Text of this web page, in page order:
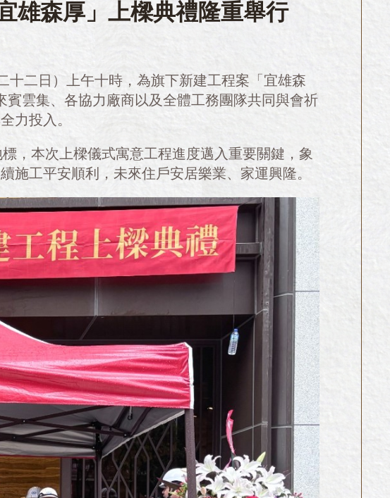
雄森厚」上樑典禮隆重舉行
十二日）上午十時，為旗下新建工程案「宜雄森
雲集、各協力廠商以及全體工務團隊共同與會祈
力投入。
，本次上樑儀式寓意工程進度邁入重要關鍵，象
施工平安順利，未來住戶安居樂業、家運興隆。